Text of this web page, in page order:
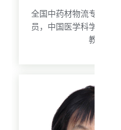
全国中药材物流专家委
员，中国医学科学院药
教授